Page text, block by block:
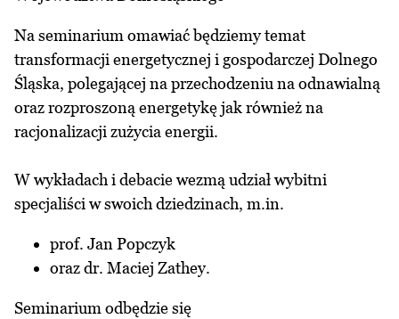
Na seminarium omawiać będziemy temat
transformacji energetycznej i gospodarczej Dolnego
Śląska, polegającej na przechodzeniu na odnawialną
oraz rozproszoną energetykę jak również na
racjonalizacji zużycia energii.
W wykładach i debacie wezmą udział wybitni
specjaliści w swoich dziedzinach, m.in.
prof. Jan Popczyk
oraz dr. Maciej Zathey.
Seminarium odbędzie się